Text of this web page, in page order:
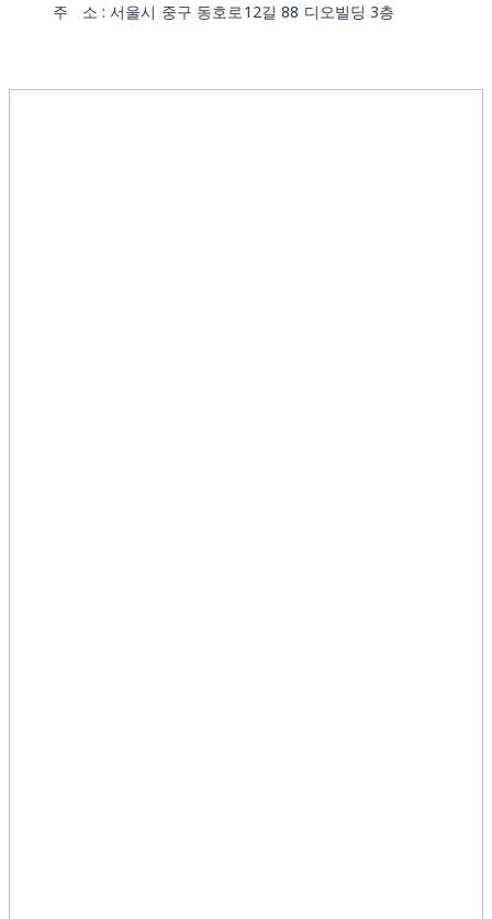
주 소 : 서울시 중구 동호로12길 88 디오빌딩 3층